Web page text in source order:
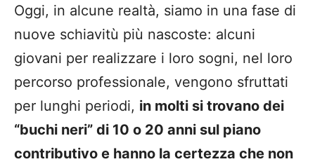
Oggi, in alcune realtà, siamo in una fase di
nuove schiavitù più nascoste: alcuni
giovani per realizzare i loro sogni, nel loro
percorso professionale, vengono sfruttati
per lunghi periodi, in molti si trovano dei
“buchi neri” di 10 o 20 anni sul piano
contributivo e hanno la certezza che non